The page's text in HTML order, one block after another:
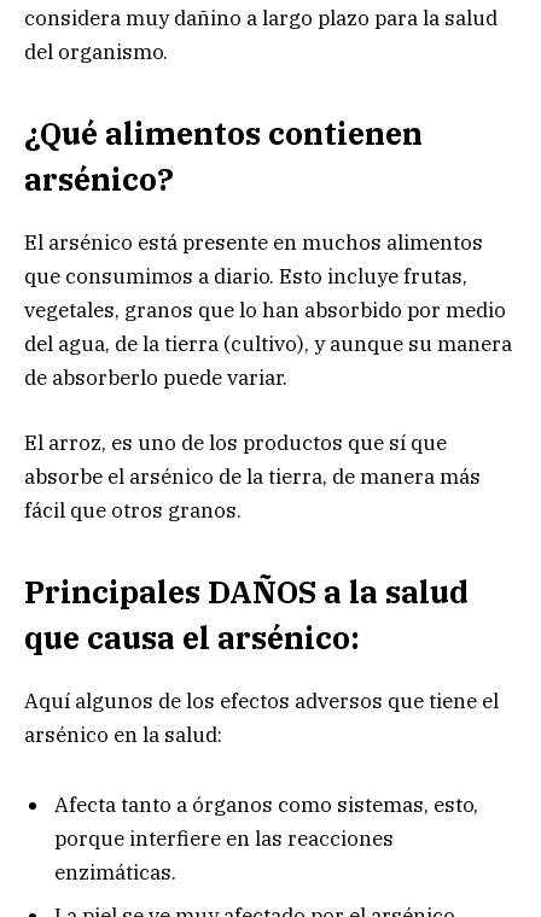
considera muy dañino a largo plazo para la salud
del organismo.
¿Qué alimentos contienen
arsénico?
El arsénico está presente en muchos alimentos
que consumimos a diario. Esto incluye frutas,
vegetales, granos que lo han absorbido por medio
del agua, de la tierra (cultivo), y aunque su manera
de absorberlo puede variar.
El arroz, es uno de los productos que sí que
absorbe el arsénico de la tierra, de manera más
fácil que otros granos.
Principales DAÑOS a la salud
que causa el arsénico:
Aquí algunos de los efectos adversos que tiene el
arsénico en la salud:
Afecta tanto a órganos como sistemas, esto,
porque interfiere en las reacciones
enzimáticas.